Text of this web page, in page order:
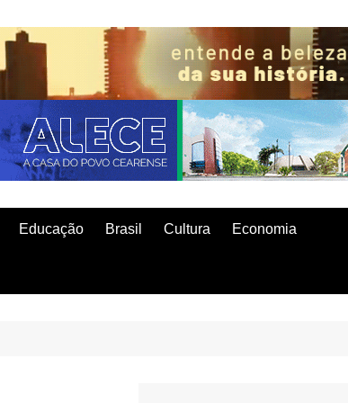
Educação Brasil Cultura Economia